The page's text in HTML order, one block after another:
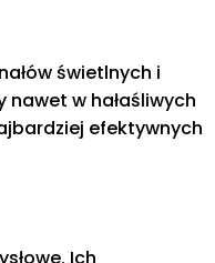
świetlnych i
nawet w hałaśliwych
efektywnych